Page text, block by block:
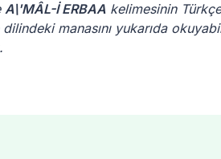
A\'MÂL-İ ERBAA kelimesinin
manasını yukarıda